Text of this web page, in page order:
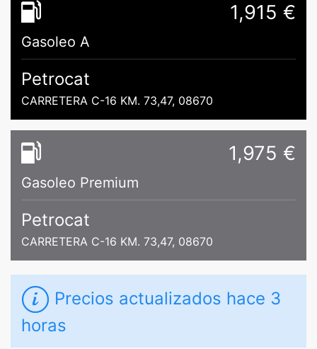
1,915 €
Gasoleo A
Petrocat
CARRETERA C-16 KM. 73,47, 08670
1,975 €
Gasoleo Premium
Petrocat
CARRETERA C-16 KM. 73,47, 08670
Precios actualizados hace 3
horas